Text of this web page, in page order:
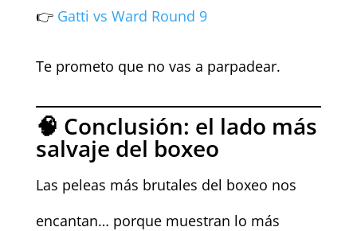
👉 Gatti vs Ward Round 9
Te prometo que no vas a parpadear.
🧠 Conclusión: el lado más
salvaje del boxeo
Las peleas más brutales del boxeo nos
encantan… porque muestran lo más